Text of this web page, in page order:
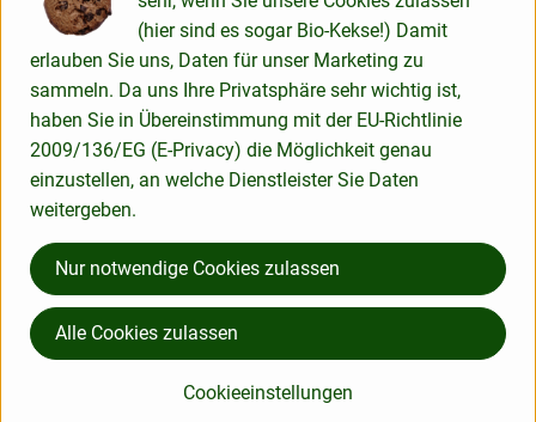
Lotta Karotta Bio-Lieferservice OHG
Gartestraße 50a
37130 Gleichen - Rittmarshausen
05508 979 419-0
service@lotta-karotta.de
Telefonisch sind wir Montag bis Freitag von 8-13 Uhr persönlich
für Dich erreichbar. Oder schreib uns einfach eine Mail an
service@lotta-karotta.de
(hier sind es sogar Bio-Kekse!) Damit
erlauben Sie uns, Daten für unser Marketing zu
sammeln. Da uns Ihre Privatsphäre sehr wichtig ist,
haben Sie in Übereinstimmung mit der EU-Richtlinie
2009/136/EG (E-Privacy) die Möglichkeit genau
einzustellen, an welche Dienstleister Sie Daten
weitergeben.
Cookieeinstellungen
Nur notwendige Cookies zulassen
Alle Cookies zulassen